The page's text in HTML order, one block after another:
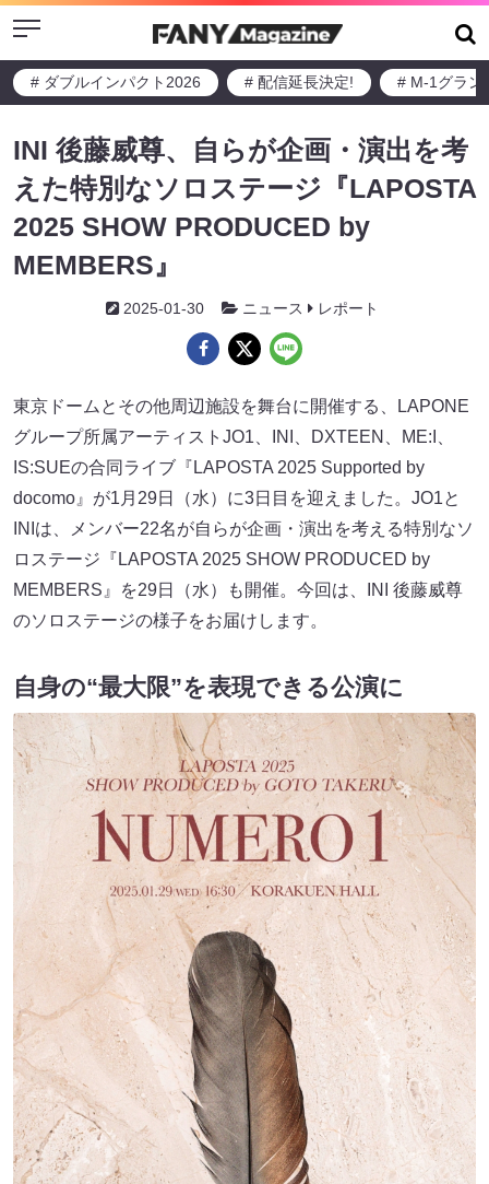
Menu
# ダブルインパクト2026 # 配信延長決定! # M-1グラン
INI 後藤威尊、自らが企画・演出を考
えた特別なソロステージ『LAPOSTA
2025 SHOW PRODUCED by
MEMBERS』
2025-01-30 ニュース レポート
東京ドームとその他周辺施設を舞台に開催する、LAPONE
グループ所属アーティストJO1、INI、DXTEEN、ME:I、
IS:SUEの合同ライブ『LAPOSTA 2025 Supported by
docomo』が1月29日（水）に3日目を迎えました。JO1と
INIは、メンバー22名が自らが企画・演出を考える特別なソ
ロステージ『LAPOSTA 2025 SHOW PRODUCED by
MEMBERS』を29日（水）も開催。今回は、INI 後藤威尊
のソロステージの様子をお届けします。
自身の“最大限”を表現できる公演に